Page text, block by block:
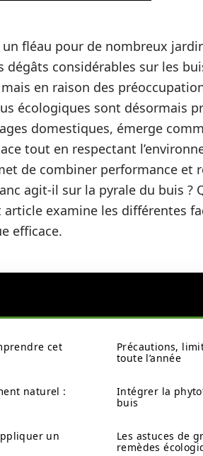
fléau pour de nombreux
dégâts considérables sur les
en raison des
écologiques sont désormais
domestiques, émerge
tout en respectant
de combiner performance et
agit-il sur la pyrale du buis ?
article examine les différentes
efficace.
cet
naturel :
un
Précautions,
toute l’année
Intégrer la
buis
Les astuces de
remèdes